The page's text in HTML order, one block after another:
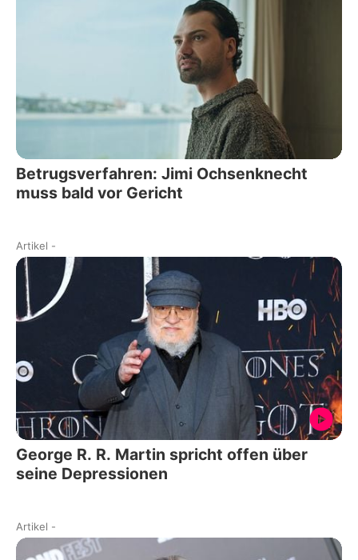
Betrugsverfahren: Jimi Ochsenknecht
muss bald vor Gericht
Artikel -
George R. R. Martin spricht offen über
seine Depressionen
Artikel -